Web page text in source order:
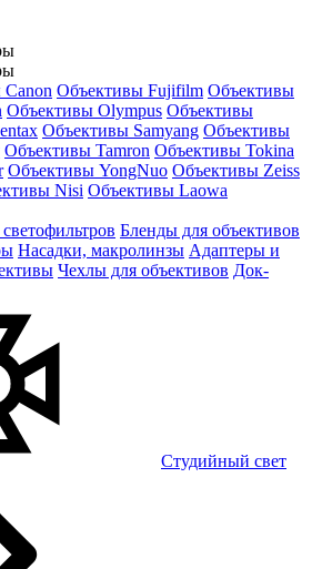
Объективы Fujifilm Объективы
Объективы Olympus Объективы
Объективы Samyang Объективы
Объективы Tamron Объективы Tokina
Объективы YongNuo Объективы Zeiss
Nisi Объективы Laowa
Бленды для объективов
Насадки, макролинзы Адаптеры и
Чехлы для объективов Док-
Студийный свет